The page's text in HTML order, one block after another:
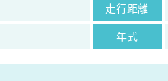
走行距離
年式